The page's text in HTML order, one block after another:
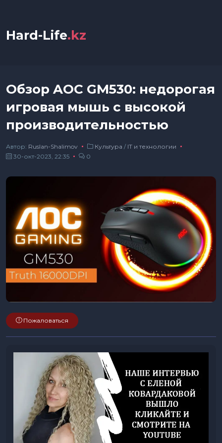
Hard-Life.kz
Обзор AOC GM530: недорогая
игровая мышь с высокой
производительностью
Автор: Ruslan-Shalimov Культура / IT и технологии
30-окт-2023, 22:35
0
Пожаловаться